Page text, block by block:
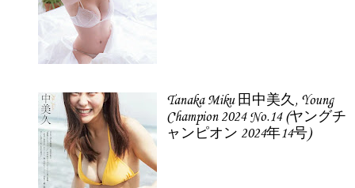
Tanaka Miku 田中美久, Young
Champion 2024 No.14 (ヤングチ
ャンピオン 2024年14号)